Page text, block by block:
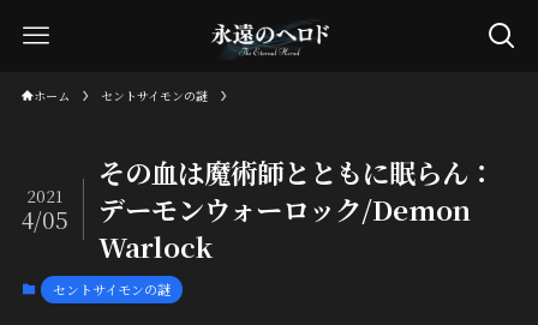
ホーム セントサイモンの謎
その血は魔術師とともに眠らん：
デーモンウォーロック/Demon
Warlock
2021
4/05
セントサイモンの謎